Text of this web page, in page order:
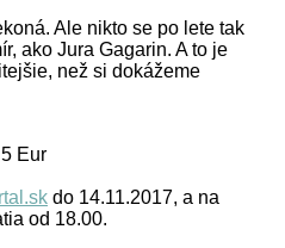
Ale nikto se po lete tak
ako Jura Gagarin. A to je
než si dokážeme
Eur
do 14.11.2017, a na
od 18.00.